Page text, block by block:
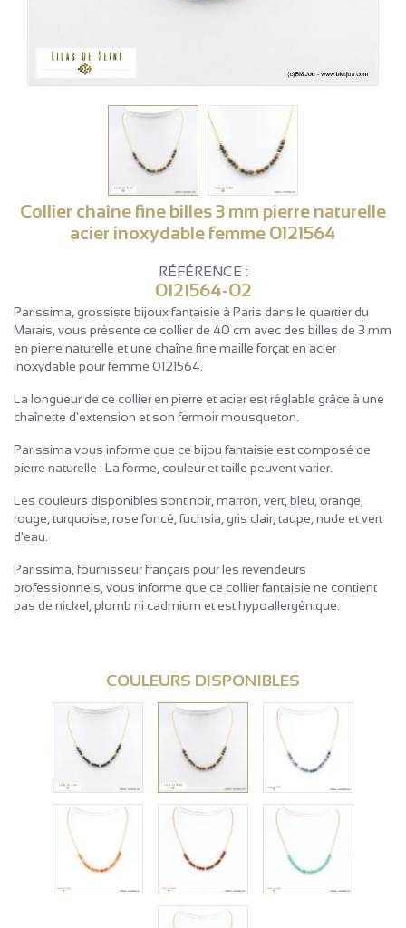
Collier chaîne fine billes 3 mm pierre naturelle
acier inoxydable femme 0121564
RÉFÉRENCE :
0121564-02
Parissima, grossiste bijoux fantaisie à Paris dans le quartier du
Marais, vous présente ce collier de 40 cm avec des billes de 3 mm
en pierre naturelle et une chaîne fine maille forçat en acier
inoxydable pour femme 0121564.
La longueur de ce collier en pierre et acier est réglable grâce à une
chaînette d'extension et son fermoir mousqueton.
Parissima vous informe que ce bijou fantaisie est composé de
pierre naturelle : La forme, couleur et taille peuvent varier.
Les couleurs disponibles sont noir, marron, vert, bleu, orange,
rouge, turquoise, rose foncé, fuchsia, gris clair, taupe, nude et vert
d'eau.
Parissima, fournisseur français pour les revendeurs
professionnels, vous informe que ce collier fantaisie ne contient
pas de nickel, plomb ni cadmium et est hypoallergénique.
COULEURS DISPONIBLES